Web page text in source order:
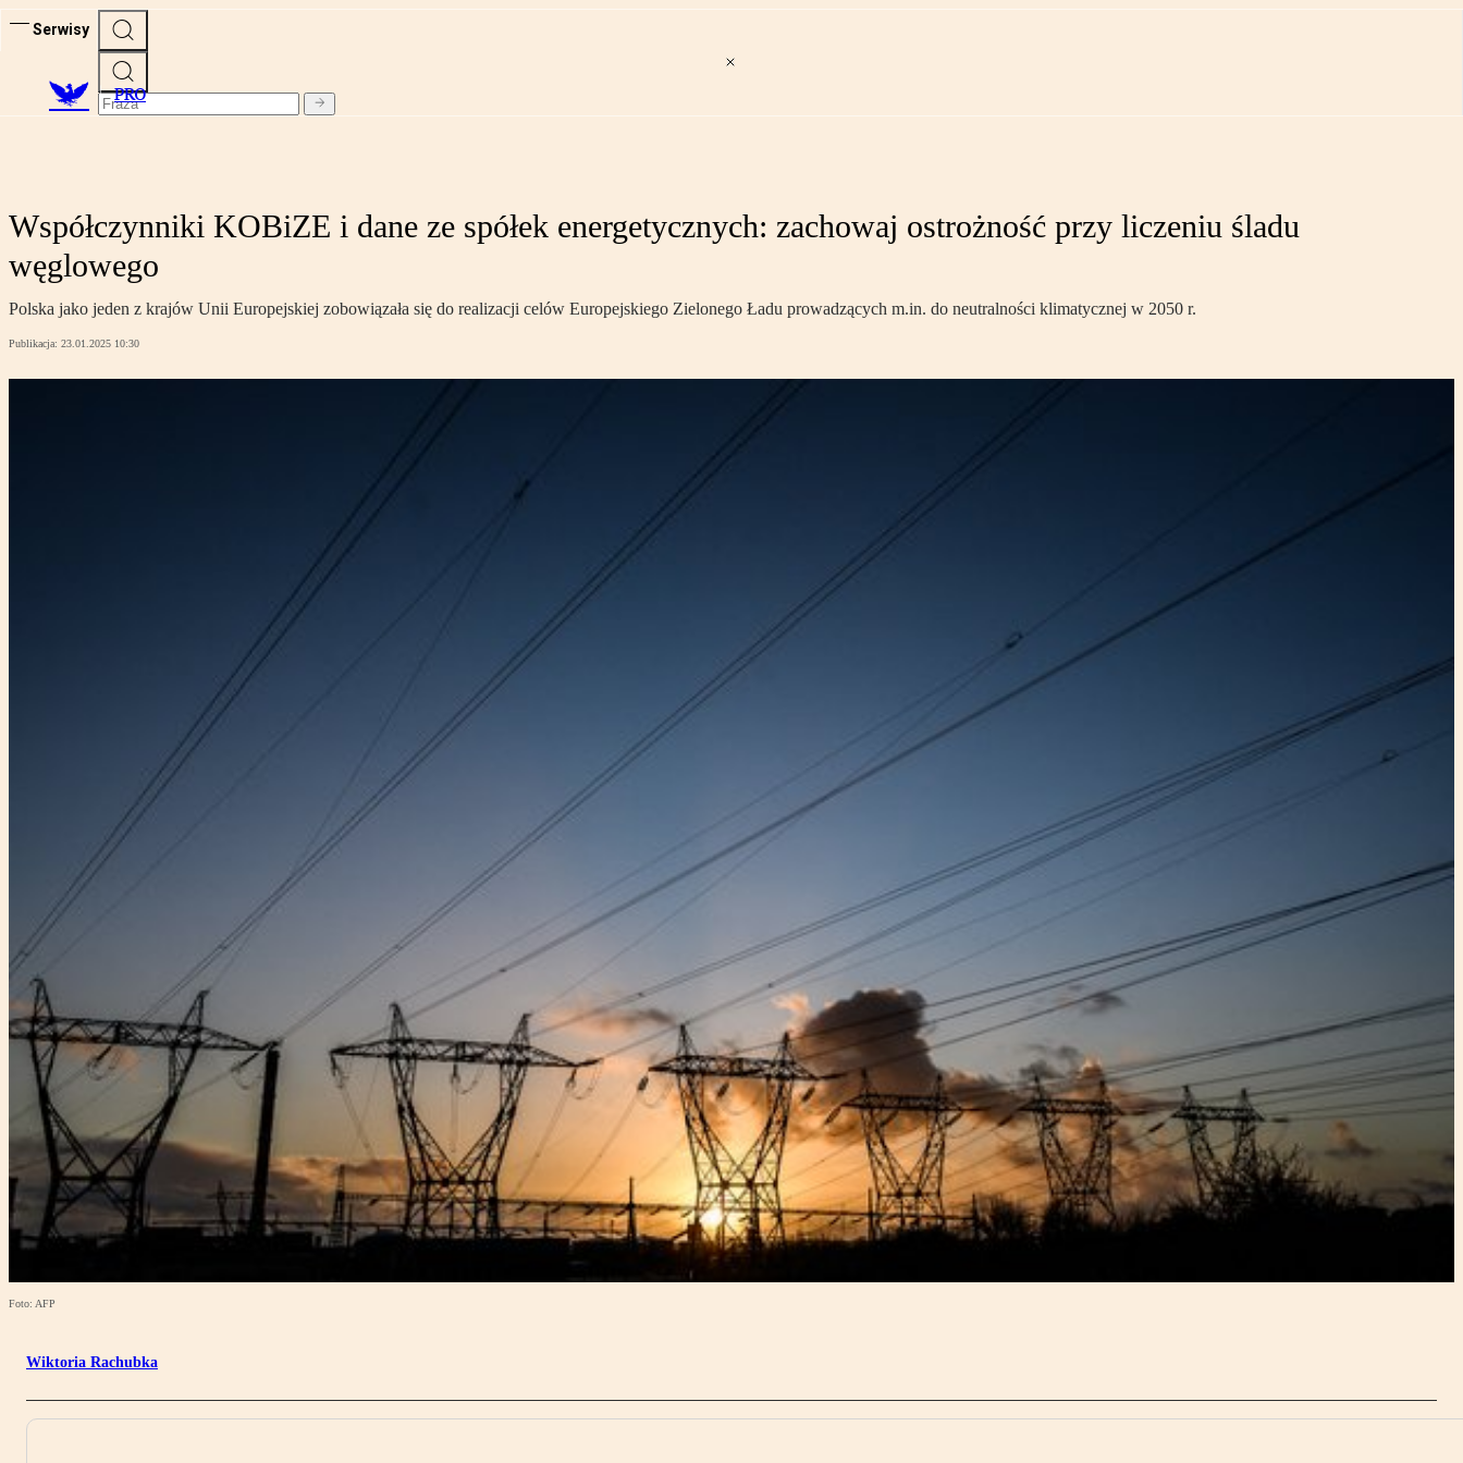
Serwisy
PRO
Współczynniki KOBiZE i dane ze spółek energetycznych: zachowaj ostrożność przy liczeniu śladu
węglowego
Polska jako jeden z krajów Unii Europejskiej zobowiązała się do realizacji celów Europejskiego Zielonego Ładu prowadzących m.in. do neutralności klimatycznej w 2050 r.
Publikacja: 23.01.2025 10:30
Foto: AFP
Wiktoria Rachubka